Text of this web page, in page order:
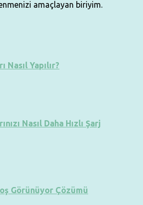
amaçlayan biriyim.
Nasıl Yapılır?
Nasıl Daha Hızlı Şarj
Görünüyor Çözümü